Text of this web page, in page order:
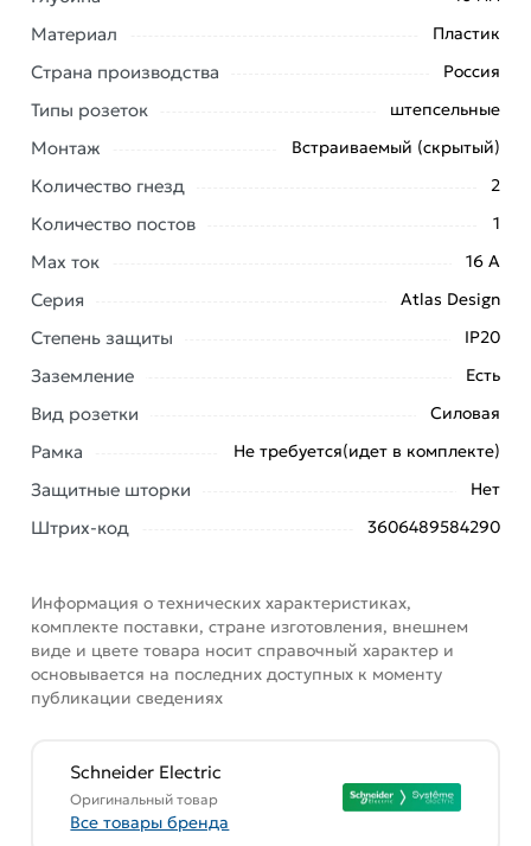
категории
действительны в
Москве и области.
заказ и свяжутся с Вами для согласования условий
доставки или самовывоза. Перед оформлением
онлайн заказа рекомендуем ознакомиться с
описанием, характеристиками и отзывами.
соответствует всем стандартам качества. Возврат
купленного товарa в течение 7 дней (наличие чека
обязательно).
Материал Пластик
Страна производства Россия
Типы розеток штепсельные
Монтаж Встраиваемый (скрытый)
Количество гнезд 2
Количество постов 1
Max ток 16 А
Серия Atlas Design
Степень защиты IP20
Заземление Есть
Вид розетки Силовая
Рамка Не требуется(идет в комплекте)
Защитные шторки Нет
Штрих-код 3606489584290
Информация о технических характеристиках,
комплекте поставки, стране изготовления, внешнем
виде и цвете товара носит справочный характер и
основывается на последних доступных к моменту
публикации сведениях
Schneider Electric
Оригинальный товар
Все товары бренда